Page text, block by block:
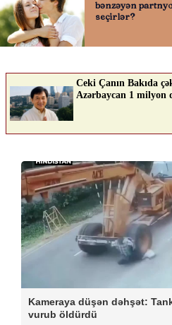
Kameraya düşən dəhşət:
vurub öldürdü